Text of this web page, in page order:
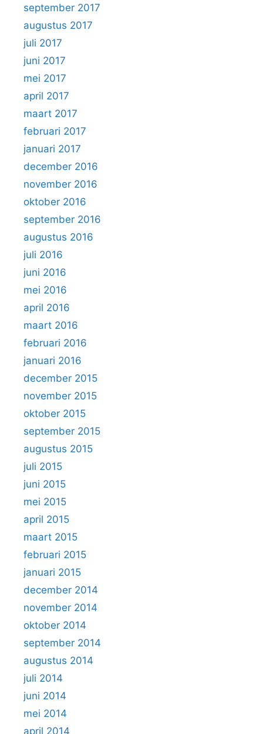
september 2017
augustus 2017
juli 2017
juni 2017
mei 2017
april 2017
maart 2017
februari 2017
januari 2017
december 2016
november 2016
oktober 2016
september 2016
augustus 2016
juli 2016
juni 2016
mei 2016
april 2016
maart 2016
februari 2016
januari 2016
december 2015
november 2015
oktober 2015
september 2015
augustus 2015
juli 2015
juni 2015
mei 2015
april 2015
maart 2015
februari 2015
januari 2015
december 2014
november 2014
oktober 2014
september 2014
augustus 2014
juli 2014
juni 2014
mei 2014
april 2014